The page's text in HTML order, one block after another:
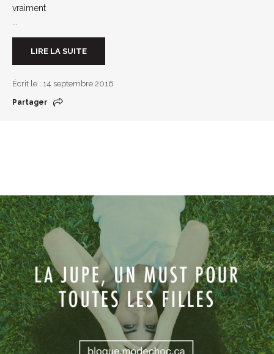
vraiment
LIRE LA SUITE
Écrit le : 14 septembre 2016
Partager